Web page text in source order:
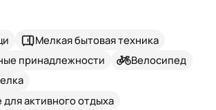
Мелкая бытовая техника
принадлежности
Велосипед
активного отдыха